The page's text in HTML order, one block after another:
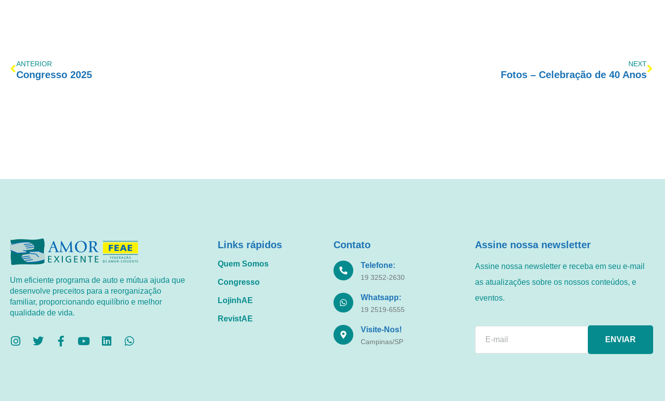
ANTERIOR
Congresso 2025
NEXT
Fotos – Celebração de 40 Anos
Um eficiente programa de auto e mútua ajuda que
desenvolve preceitos para a reorganização
familiar, proporcionando equilíbrio e melhor
qualidade de vida.
Links rápidos
Quem Somos
Congresso
LojinhAE
RevistAE
Contato
Telefone:
19 3252-2630
Whatsapp:
19 2519-6555
Visite-Nos!
Campinas/SP
Assine nossa newsletter
Assine nossa newsletter e receba em seu e-mail
as atualizações sobre os nossos conteúdos, e
eventos.
ENVIAR